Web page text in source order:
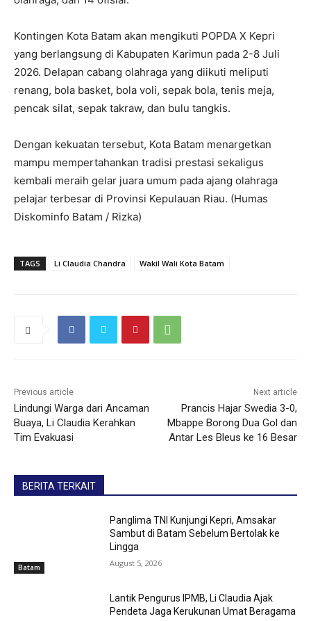
Kontingen Kota Batam akan mengikuti POPDA X Kepri
yang berlangsung di Kabupaten Karimun pada 2-8 Juli
2026. Delapan cabang olahraga yang diikuti meliputi
renang, bola basket, bola voli, sepak bola, tenis meja,
pencak silat, sepak takraw, dan bulu tangkis.
Dengan kekuatan tersebut, Kota Batam menargetkan
mampu mempertahankan tradisi prestasi sekaligus
kembali meraih gelar juara umum pada ajang olahraga
pelajar terbesar di Provinsi Kepulauan Riau. (Humas
Diskominfo Batam / Rizka)
TAGS Li Claudia Chandra Wakil Wali Kota Batam
Previous article
Lindungi Warga dari Ancaman
Buaya, Li Claudia Kerahkan
Tim Evakuasi
Next article
Prancis Hajar Swedia 3-0,
Mbappe Borong Dua Gol dan
Antar Les Bleus ke 16 Besar
BERITA TERKAIT
Batam
Panglima TNI Kunjungi Kepri, Amsakar
Sambut di Batam Sebelum Bertolak ke
Lingga
August 5, 2026
Lantik Pengurus IPMB, Li Claudia Ajak
Pendeta Jaga Kerukunan Umat Beragama